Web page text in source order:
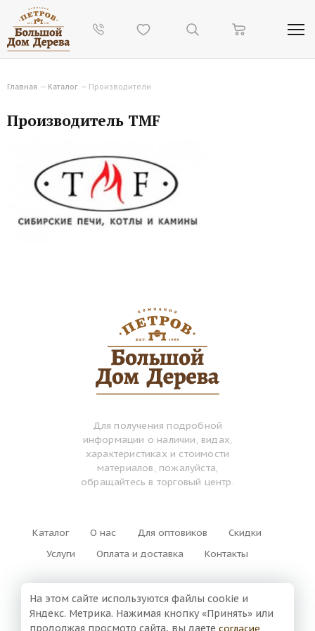
Главная — Каталог — Производители
Производитель TMF
Для получения подробной
информации о наличии, видах,
характеристиках и стоимости
материалов, пожалуйста,
обращайтесь в торговый центр.
Каталог О нас Для оптовиков
Скидки
Услуги
Оплата и доставка Контакты
+7 (3852) 500-420
г. Барнаул,
На этом сайте используются файлы cookie и
Яндекс. Метрика. Нажимая кнопку «Принять» или
продолжая просмотр сайта, вы даете согласие